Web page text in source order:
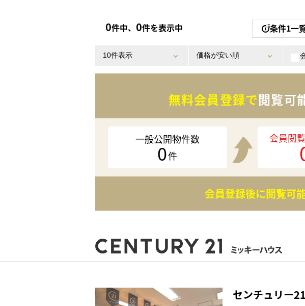
0件中、 0件を表示中 条件1一
無料会員登録で閲覧可
一般公開物件数
0件
会員閲
会員登録後に閲覧可
センチュリー